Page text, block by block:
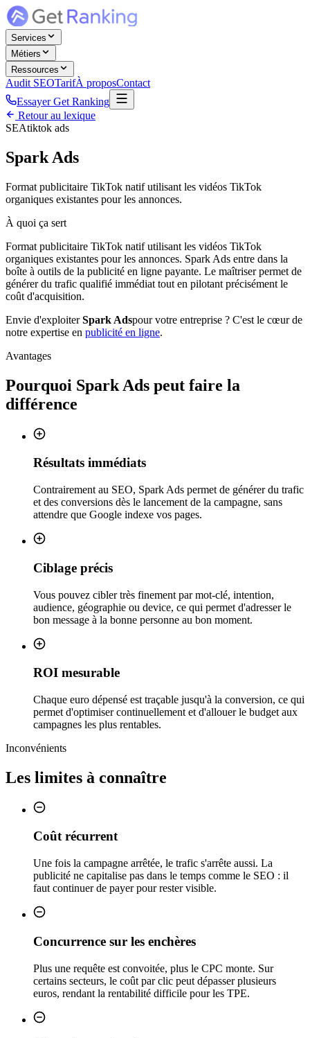
Services
Métiers
Ressources
Audit SEOTarifÀ proposContact
Essayer Get Ranking
Retour au lexique
SEAtiktok ads
Spark Ads
Format publicitaire TikTok natif utilisant les vidéos TikTok
organiques existantes pour les annonces.
À quoi ça sert
Format publicitaire TikTok natif utilisant les vidéos TikTok
organiques existantes pour les annonces. Spark Ads entre dans la
boîte à outils de la publicité en ligne payante. Le maîtriser permet de
générer du trafic qualifié immédiat tout en pilotant précisément le
coût d'acquisition.
Envie d'exploiterSpark Adspour votre entreprise ? C'est le cœur de
notre expertise en publicité en ligne.
Avantages
Pourquoi Spark Ads peut faire la
différence
Résultats immédiats
Contrairement au SEO, Spark Ads permet de générer du trafic
et des conversions dès le lancement de la campagne, sans
attendre que Google indexe vos pages.
Ciblage précis
Vous pouvez cibler très finement par mot-clé, intention,
audience, géographie ou device, ce qui permet d'adresser le
bon message à la bonne personne au bon moment.
ROI mesurable
Chaque euro dépensé est traçable jusqu'à la conversion, ce qui
permet d'optimiser continuellement et d'allouer le budget aux
campagnes les plus rentables.
Inconvénients
Les limites à connaître
Coût récurrent
Une fois la campagne arrêtée, le trafic s'arrête aussi. La
publicité ne capitalise pas dans le temps comme le SEO : il
faut continuer de payer pour rester visible.
Concurrence sur les enchères
Plus une requête est convoitée, plus le CPC monte. Sur
certains secteurs, le coût par clic peut dépasser plusieurs
euros, rendant la rentabilité difficile pour les TPE.